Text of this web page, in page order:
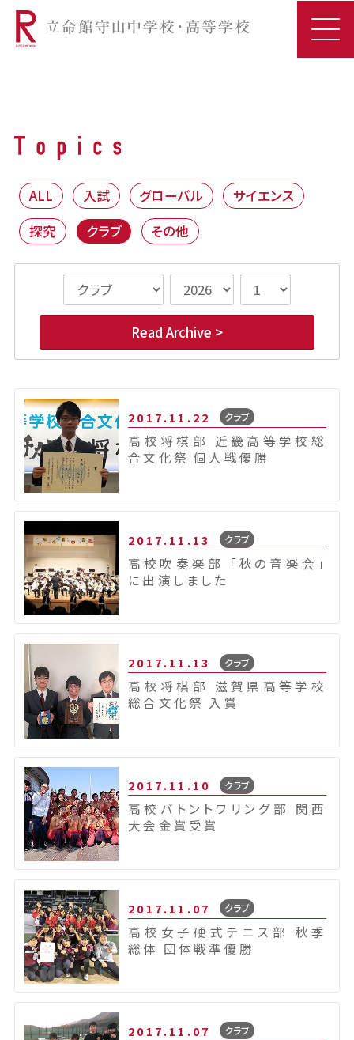
ALL 入試 グローバル
サイエンス
探究
クラブ その他
Read Archive >
2017.11.22 クラブ
高校将棋部 近畿高等学校総
合文化祭 個人戦優勝
2017.11.13 クラブ
高校吹奏楽部 「秋の音楽会」
に出演しました
2017.11.13 クラブ
高校将棋部 滋賀県高等学校
総合文化祭 入賞
2017.11.10 クラブ
高校バトントワリング部 関西
大会金賞受賞
2017.11.07 クラブ
高校女子硬式テニス部 秋季
総体 団体戦準優勝
2017.11.07 クラブ